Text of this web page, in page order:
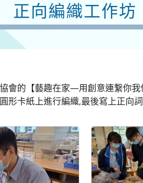
正向編織工作坊
會的【藝趣在家—用創意連繋你
形卡紙上進行編織,最後寫上正向